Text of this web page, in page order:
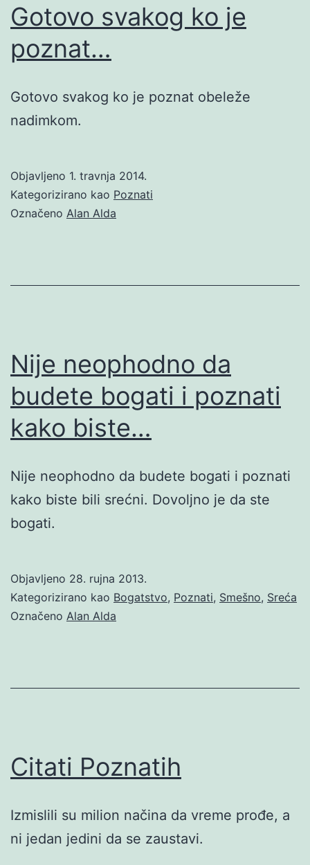
Gotovo svakog ko je
poznat…
Gotovo svakog ko je poznat obeleže
nadimkom.
Objavljeno 1. travnja 2014.
Kategorizirano kao Poznati
Označeno Alan Alda
Nije neophodno da
budete bogati i poznati
kako biste…
Nije neophodno da budete bogati i poznati
kako biste bili srećni. Dovoljno je da ste
bogati.
Objavljeno 28. rujna 2013.
Kategorizirano kao Bogatstvo, Poznati, Smešno, Sreća
Označeno Alan Alda
Citati Poznatih
Izmislili su milion načina da vreme prođe, a
ni jedan jedini da se zaustavi.